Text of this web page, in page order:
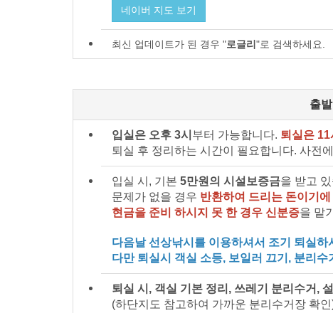
네이버 지도 보기
최신 업데이트가 된 경우 "로글리 "로 검색하세요.
출
입실은 오후 3시 부터 가능합니다. 퇴실은 11
퇴실 후 정리하는 시간이 필요합니다. 사전
입실 시, 기본 5만원의 시설보증금을 받고
문제가 없을 경우 반환하여 드리는 돈이기
현금을 준비 하시지 못 한 경우 신분증을 맡
다음날 선상낚시를 이용하셔서 조기 퇴실
다만 퇴실시 객실 소등, 보일러 끄기, 분리
퇴실 시, 객실 기본 정리, 쓰레기 분리수거,
(하단지도 참고하여 가까운 분리수거장 확